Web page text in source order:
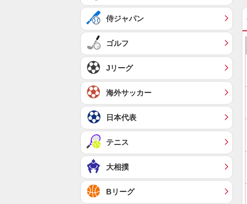
侍ジャパン
ゴルフ
Jリーグ
海外サッカー
日本代表
テニス
大相撲
Bリーグ